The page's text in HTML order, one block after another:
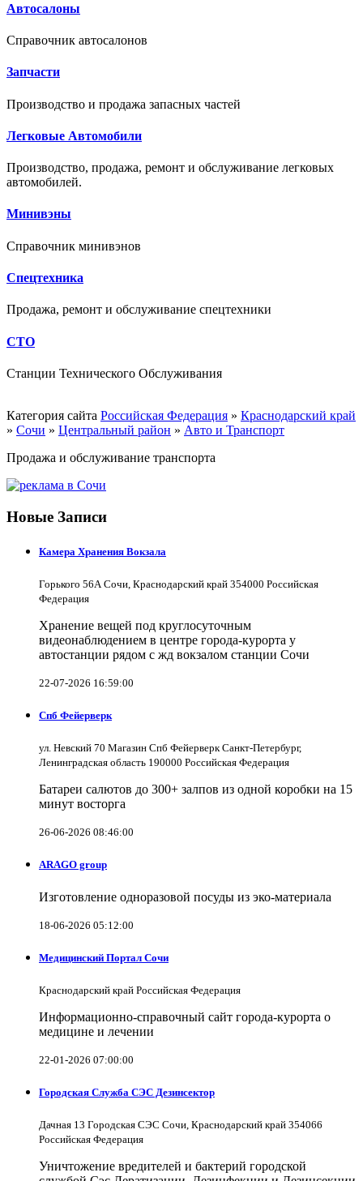
Автосалоны
Справочник автосалонов
Запчасти
Производство и продажа запасных частей
Легковые Автомобили
Производство, продажа, ремонт и обслуживание легковых
автомобилей.
Минивэны
Справочник минивэнов
Спецтехника
Продажа, ремонт и обслуживание спецтехники
СТО
Станции Технического Обслуживания
Категория сайта Российская Федерация » Краснодарский край
» Сочи » Центральный район » Авто и Транспорт
Продажа и обслуживание транспорта
Новые Записи
Камера Хранения Вокзала
Горького 56А Сочи, Краснодарский край 354000 Российская
Федерация
Хранение вещей под круглосуточным
видеонаблюдением в центре города-курорта у
автостанции рядом с жд вокзалом станции Сочи
22-07-2026 16:59:00
Спб Фейерверк
ул. Невский 70 Магазин Спб Фейерверк Санкт-Петербург,
Ленинградская область 190000 Российская Федерация
Батареи салютов до 300+ залпов из одной коробки на 15
минут восторга
26-06-2026 08:46:00
ARAGO group
Изготовление одноразовой посуды из эко-материала
18-06-2026 05:12:00
Медицинский Портал Сочи
Краснодарский край Российская Федерация
Информационно-справочный сайт города-курорта о
медицине и лечении
22-01-2026 07:00:00
Городская Служба СЭС Дезинсектор
Дачная 13 Городская СЭС Сочи, Краснодарский край 354066
Российская Федерация
Уничтожение вредителей и бактерий городской